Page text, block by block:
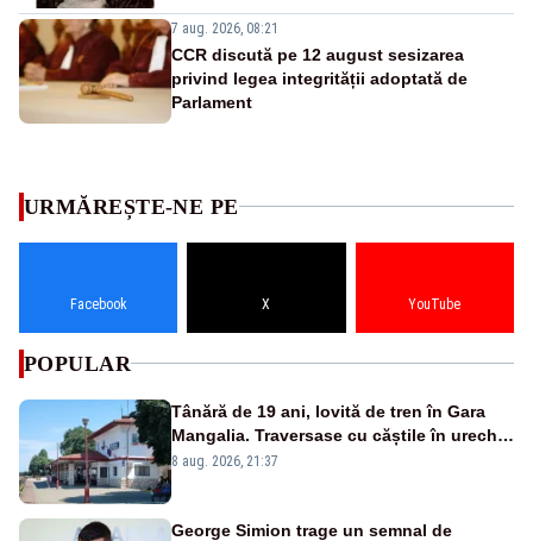
7 aug. 2026, 08:21
CCR discută pe 12 august sesizarea
privind legea integrității adoptată de
Parlament
URMĂREȘTE-NE PE
Facebook X YouTube
POPULAR
Tânără de 19 ani, lovită de tren în Gara
Mangalia. Traversase cu căștile în urechi
liniile printr-un loc nepermis
8 aug. 2026, 21:37
George Simion trage un semnal de